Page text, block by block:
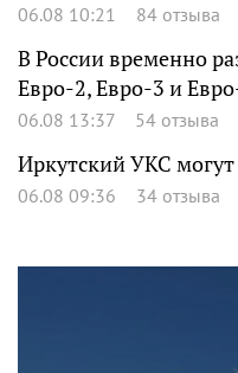
06.08 10:21 84 отзыва
В России временно
Евро-2, Евро-3 и
06.08 13:37 54 отзыва
Иркутский УКС
06.08 09:36 34 отзыва